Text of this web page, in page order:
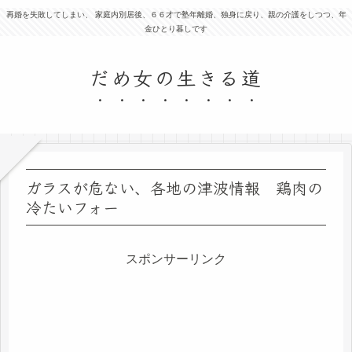
再婚を失敗してしまい、 家庭内別居後、６６才で塾年離婚、独身に戻り、親の介護をしつつ、年
金ひとり暮しです
だめ女の生きる道
ガラスが危ない、各地の津波情報 鶏肉の
冷たいフォー
スポンサーリンク